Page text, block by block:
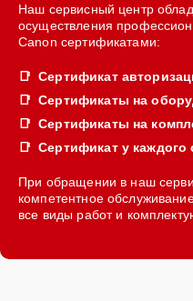
Наш сервисный центр
осуществления
Canon сертификатами:
Сертификат
Сертификаты на
Сертификаты на
Сертификат у каждого
При обращении в наш
компетентное
все виды работ и